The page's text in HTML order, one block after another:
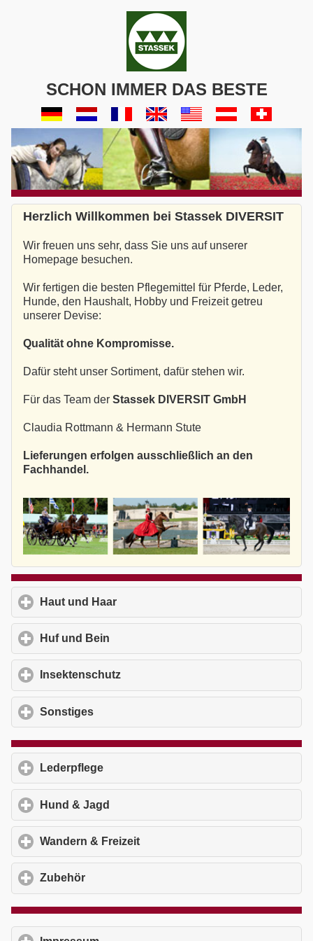
SCHON IMMER DAS BESTE
Herzlich Willkommen bei Stassek DIVERSIT
Wir freuen uns sehr, dass Sie uns auf unserer
Homepage besuchen.
Wir fertigen die besten Pflegemittel für Pferde, Leder,
Hunde, den Haushalt, Hobby und Freizeit getreu
unserer Devise:
Qualität ohne Kompromisse.
Dafür steht unser Sortiment, dafür stehen wir.
Für das Team der Stassek DIVERSIT GmbH
Claudia Rottmann & Hermann Stute
Lieferungen erfolgen ausschließlich an den
Fachhandel.
Haut und Haar
Huf und Bein
Insektenschutz
Sonstiges
Lederpflege
Hund & Jagd
Wandern & Freizeit
Zubehör